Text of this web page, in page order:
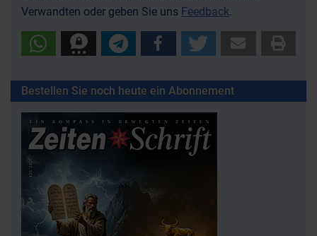
Verwandten oder geben Sie uns Feedback.
Bestellen Sie noch heute ein Abonnement